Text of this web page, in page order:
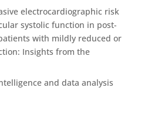
electrocardiographic risk
systolic function in post-
with mildly reduced or
Insights from the
and data analysis